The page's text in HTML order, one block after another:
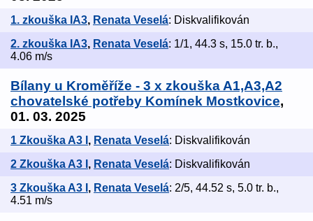
1. zkouška IA3, Renata Veselá: Diskvalifikován
2. zkouška IA3, Renata Veselá: 1/1, 44.3 s, 15.0 tr. b.,
4.06 m/s
Bílany u Kroměříže - 3 x zkouška A1,A3,A2
chovatelské potřeby Komínek Mostkovice,
01. 03. 2025
1 Zkouška A3 I , Renata Veselá: Diskvalifikován
2 Zkouška A3 I , Renata Veselá: Diskvalifikován
3 Zkouška A3 I , Renata Veselá: 2/5, 44.52 s, 5.0 tr. b.,
4.51 m/s